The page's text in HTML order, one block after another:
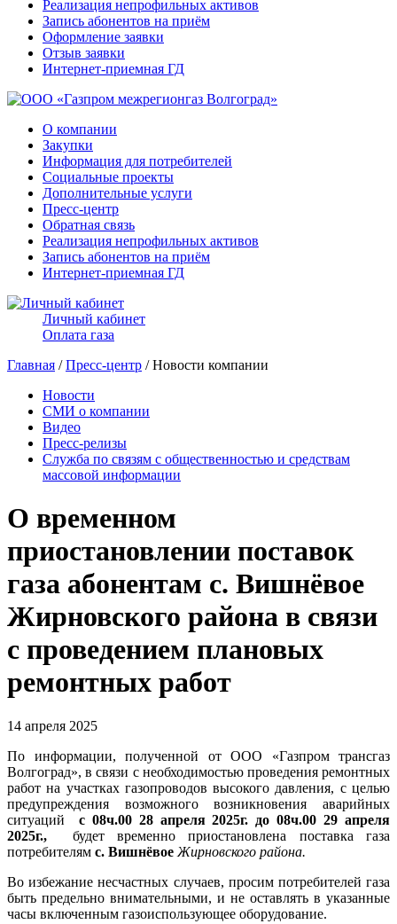
Реализация непрофильных активов
Запись абонентов на приём
Оформление заявки
Отзыв заявки
Интернет-приемная ГД
О компании
Закупки
Информация для потребителей
Социальные проекты
Дополнительные услуги
Пресс-центр
Обратная связь
Реализация непрофильных активов
Запись абонентов на приём
Интернет-приемная ГД
Личный кабинет
Оплата газа
Главная /Пресс-центр / Новости компании
Новости
СМИ о компании
Видео
Пресс-релизы
Служба по связям с общественностью и средствам
массовой информации
О временном
приостановлении поставок
газа абонентам с. Вишнёвое
Жирновского района в связи
с проведением плановых
ремонтных работ
14 апреля 2025
По информации, полученной от ООО «Газпром трансгаз
Волгоград», в связи с необходимостью проведения ремонтных
работ на участках газопроводов высокого давления, с целью
предупреждения возможного возникновения аварийных
ситуаций с 08ч.00 28 апреля 2025г. до 08ч.00 29 апреля
2025г.,
будет временно приостановлена поставка газа
потребителям с. Вишнёвое Жирновского района.
Во избежание несчастных случаев, просим потребителей газа
быть предельно внимательными, и не оставлять в указанные
часы включенным газоиспользующее оборудование.